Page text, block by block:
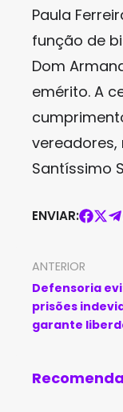
Paula
função de
Dom
emérito. A
Santíssimo
ENVIAR:
ANTERIOR
Defensoria
prisões
garante
Penal de